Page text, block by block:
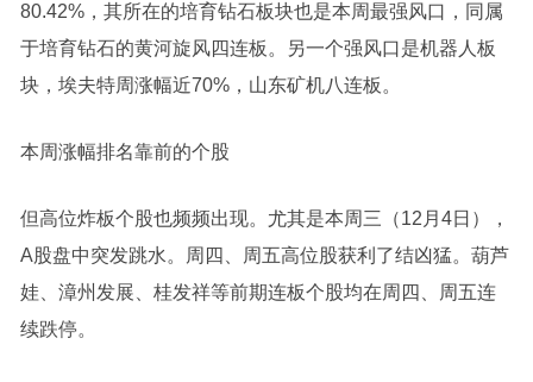
80.42%，其所在的培育钻石板块也是本周最强风口，同属
于培育钻石的黄河旋风四连板。另一个强风口是机器人 板
块，埃夫特周涨幅近70%， 山东矿机八连板。
本周涨幅排名靠前的个股
但高位炸板个股也频频出现。尤其是本周三（12月4日），
A股盘中突发跳水。周四、周五高位股获利了结凶猛。 葫芦
娃、 漳州发展 桂发祥等前期连板个股均在周四、周五连
续跌停。